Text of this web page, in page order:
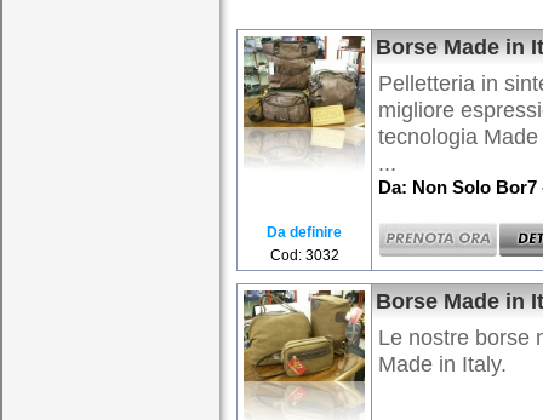
Da definire
Cod: 3032
Borse Made in
Pelletteria in
migliore
tecnologia
...
Da: Non Solo
Borse Made in
Le nostre borse
Made in Italy.